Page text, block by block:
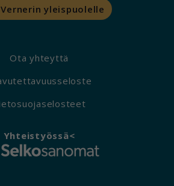
yleispuolelle
Ota yhteyttä
Yhteistyössä<